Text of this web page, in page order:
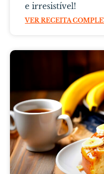
e irresistível!
VER RECEITA